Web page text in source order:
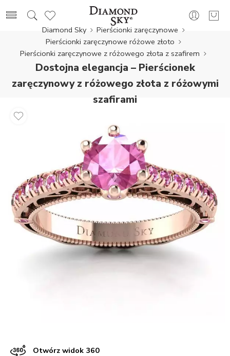
Diamond Sky
Pierścionki zaręczynowe
Pierścionki zaręczynowe różowe złoto
Pierścionki zaręczynowe z różowego złota z szafirem
Dostojna elegancja – Pierścionek
zaręczynowy z różowego złota z różowymi
szafirami
Otwórz widok 360